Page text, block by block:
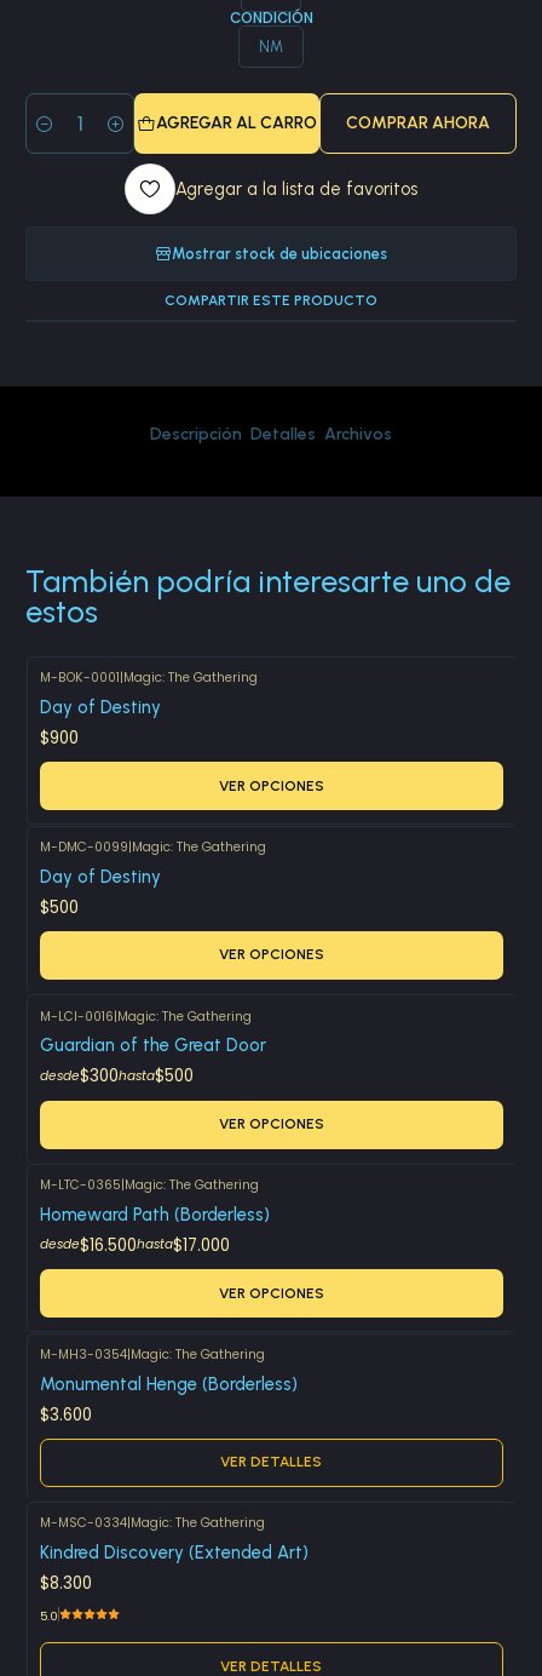
CONDICIÓN
NM
Cantidad
AGREGAR AL CARRO COMPRAR AHORA
Agregar a la lista de favoritos
Mostrar stock de ubicaciones
COMPARTIR ESTE PRODUCTO
Descripción Detalles Archivos
También podría interesarte uno de
estos
M-BOK-0001|Magic: The Gathering
Day of Destiny
$900
VER OPCIONES
M-DMC-0099|Magic: The Gathering
Day of Destiny
$500
VER OPCIONES
M-LCI-0016|Magic: The Gathering
Guardian of the Great Door
desde$300hasta$500
VER OPCIONES
M-LTC-0365|Magic: The Gathering
Homeward Path (Borderless)
desde$16.500hasta$17.000
VER OPCIONES
Agotado
M-MH3-0354|Magic: The Gathering
Monumental Henge (Borderless)
$3.600
VER DETALLES
Agotado
M-MSC-0334|Magic: The Gathering
Kindred Discovery (Extended Art)
$8.300
5.0
VER DETALLES